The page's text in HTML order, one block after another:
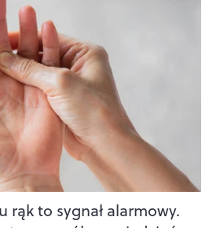
to sygnał alarmowy.